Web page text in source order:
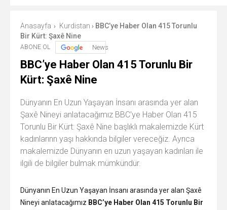
Anasayfa › Kurdistan › BBC’ye Haber Olan 415 Torunlu
Bir Kürt: Şaxê Nine
ABONE OL News
BBC’ye Haber Olan 415 Torunlu Bir
Kürt: Şaxê Nine
Dünyanın En Uzun Yaşayan İnsanı arasında yer alan
Şaxê Nineyi anlatacağımız BBC'ye Haber Olan 415
Torunlu Bir Kürt: Şaxê Nine başlıklı makalemizde Kürt
kadınlarınn yaşı hakkında bilgiler vereceğiz. Ayrıca
makalemizde Dünyanın en uzun yaşayan kadınları ile
ilgili de bilgiler bulmak mümkündür.
Dünyanın En Uzun Yaşayan İnsanı arasında yer alan Şaxê
Nineyi anlatacağımız BBC’ye Haber Olan 415 Torunlu Bir